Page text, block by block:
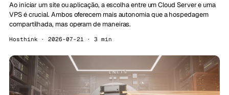
Ao iniciar um site ou aplicação, a escolha entre um Cloud Server e uma
VPS é crucial. Ambos oferecem mais autonomia que a hospedagem
compartilhada, mas operam de maneiras.
Hosthink · 2026-07-21 · 3 min